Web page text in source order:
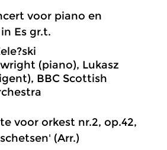
voor piano en
Es gr.t.
(piano), Lukasz
BBC Scottish
voor orkest nr.2, op.42,
(Arr.)